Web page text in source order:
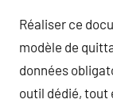
Réaliser ce
modèle de
données
outil dédié,